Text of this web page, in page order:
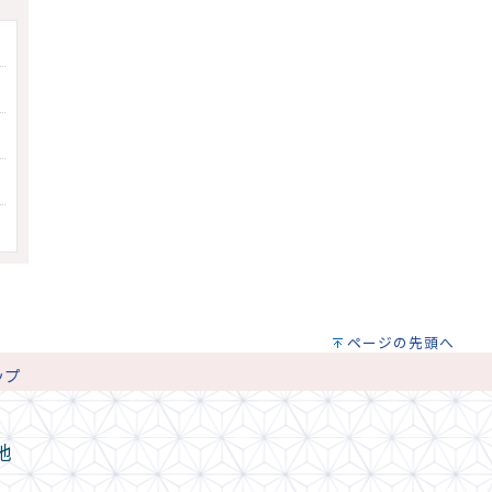
ページの先頭へ
プ